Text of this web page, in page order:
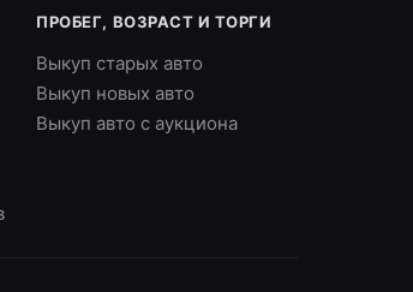
ПРОБЕГ, ВОЗРАСТ И ТОРГИ
Выкуп старых авто
Выкуп новых авто
Выкуп авто с аукциона